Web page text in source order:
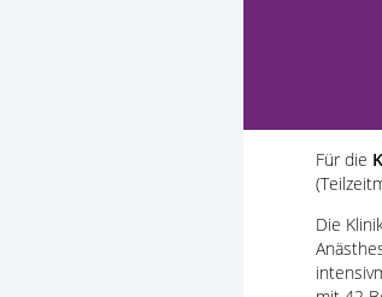
Für die
Die